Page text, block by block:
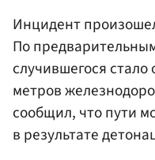
Инцидент
По
случившегося стало
метров
сообщил, что пути
в результате